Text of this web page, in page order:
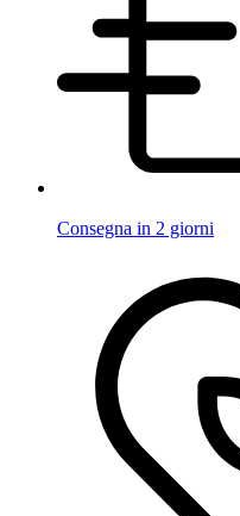
Consegna in 2 giorni